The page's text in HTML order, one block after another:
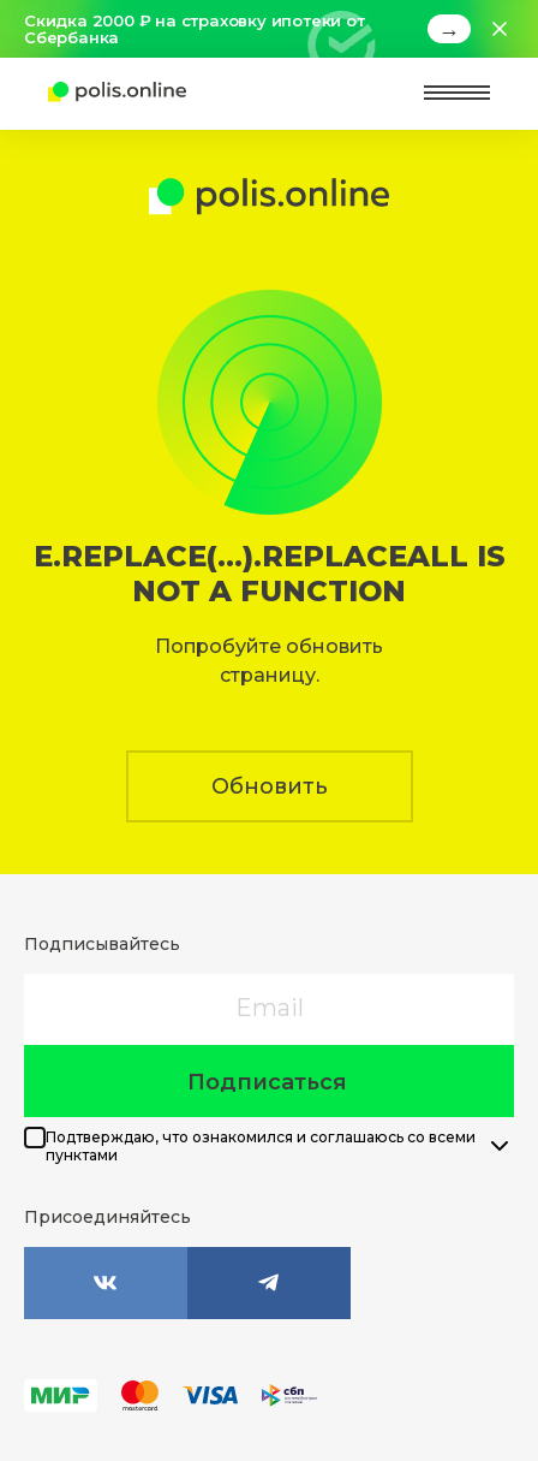
Скидка 2000 ₽ на страховку ипотеки от
Сбербанка
→
E.REPLACE(...).REPLACEALL IS
NOT A FUNCTION
Попробуйте обновить
страницу.
Обновить
Подписывайтесь
Подписаться
Подтверждаю, что ознакомился и соглашаюсь со всеми
пунктами
Присоединяйтесь